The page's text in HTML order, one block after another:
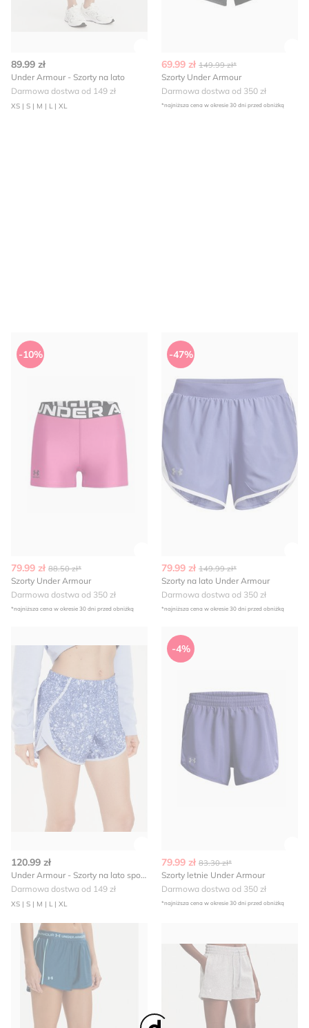
89.99 zł
Under Armour - Szorty na lato
Darmowa dostwa od 149 zł
XS | S | M | L | XL
69.99 zł 149.99 zł*
Szorty Under Armour
Darmowa dostwa od 350 zł
*najniższa cena w okresie 30 dni przed obniżką
Szorty Under Armour
-10%
79.99 zł 88.50 zł*
Szorty Under Armour
Darmowa dostwa od 350 zł
*najniższa cena w okresie 30 dni przed obniżką
Szorty na lato Under Armour
-47%
79.99 zł 149.99 zł*
Szorty na lato Under Armour
Darmowa dostwa od 350 zł
*najniższa cena w okresie 30 dni przed obniżką
Under Armour - Szorty na lato sportowe
120.99 zł
Under Armour - Szorty na lato sportowe
Darmowa dostwa od 149 zł
XS | S | M | L | XL
Szorty letnie Under Armour
-4%
79.99 zł 83.30 zł*
Szorty letnie Under Armour
Darmowa dostwa od 350 zł
*najniższa cena w okresie 30 dni przed obniżką
Under Armour - Szorty sportowe na lato